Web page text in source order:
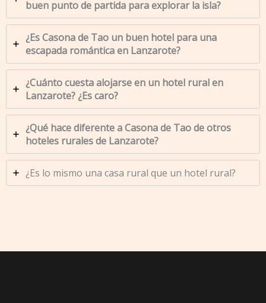
buen punto de partida para explorar la isla?
¿Es Casona de Tao un buen hotel para una
escapada romántica en Lanzarote?
¿Cuánto cuesta alojarse en un hotel rural en
Lanzarote? ¿Es caro?
¿Qué hace diferente a Casona de Tao de otros
hoteles rurales de Lanzarote?
¿Es lo mismo una casa rural que un hotel rural?